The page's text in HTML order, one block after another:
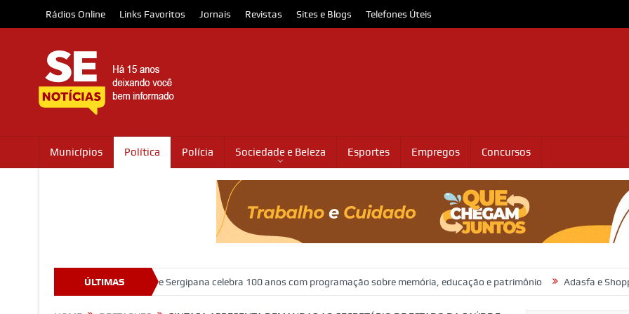
Rádios Online Links Favoritos Jornais Revistas Sites e Blogs Telefones Úteis
Municípios Política Polícia Sociedade e Beleza Esportes Empregos Concursos
ÚLTIMAS
o Museu da Gente Sergipana celebra 100 anos com programação sobre memória, educação e patrimônio Adasfa e Shopping Jardins